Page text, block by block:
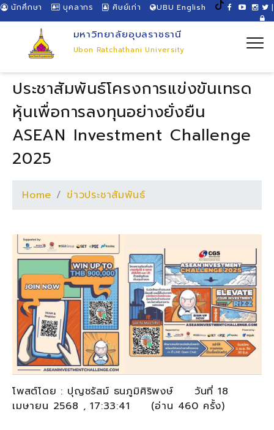
นักศึกษา บุคลากร ศิษย์เก่า UBU English |
มหาวิทยาลัยอุบลราชธานี
Ubon Ratchathani University
ประชาสัมพันธ์โครงการแข่งขันเทรด
หุ้นเพื่อการลงทุนอย่างยั่งยืน
ASEAN Investment Challenge
2025
Home ข่าวประชาสัมพันธ์
โพสต์โดย : ปุญชรัสม์ ธนภูมิศิริพงษ์ วันที่ 18
เมษายน 2568 , 17:33:41 (อ่าน 460 ครั้ง)